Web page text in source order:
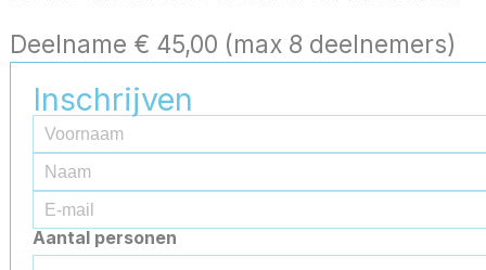
Deelname € 45,00 (max 8 deelnemers)
Inschrijven
Aantal personen